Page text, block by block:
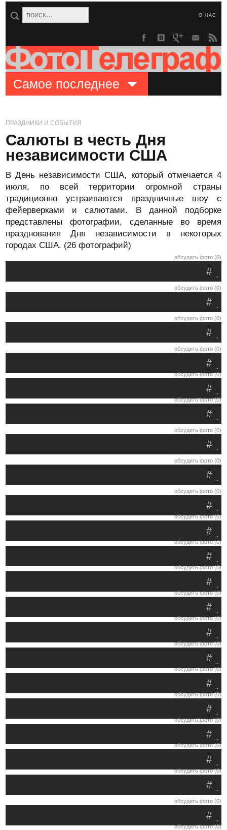
О НАС
Самое последнее
ПРАЗДНИКИ И СОБЫТИЯ
Салюты в честь Дня
независимости США
В День независимости США, который отмечается 4
июля, по всей территории огромной страны
традиционно устраиваются праздничные шоу с
фейерверками и салютами. В данной подборке
представлены фотографии, сделанные во время
празднования Дня независимости в некоторых
городах США. (26 фотографий)
обсудить фото (0)
.
#
обсудить фото (0)
.
#
обсудить фото (0)
.
#
обсудить фото (0)
.
#
обсудить фото (0)
.
#
обсудить фото (0)
.
#
обсудить фото (0)
.
#
обсудить фото (0)
.
#
обсудить фото (0)
.
#
обсудить фото (0)
.
#
обсудить фото (0)
.
#
обсудить фото (0)
.
#
обсудить фото (0)
.
#
обсудить фото (0)
.
#
обсудить фото (0)
.
#
обсудить фото (0)
.
#
обсудить фото (0)
.
#
обсудить фото (0)
.
#
обсудить фото (0)
.
#
обсудить фото (0)
.
#
обсудить фото (0)
.
#
обсудить фото (0)